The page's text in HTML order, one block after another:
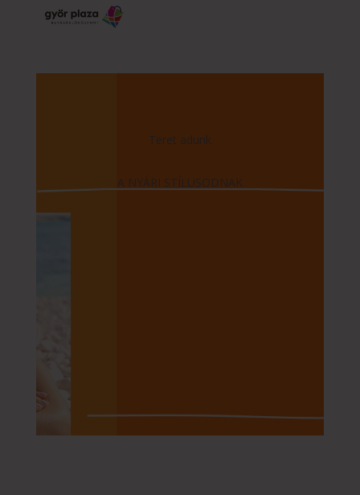
Teret adunk
A NYÁRI STÍLUSODNAK